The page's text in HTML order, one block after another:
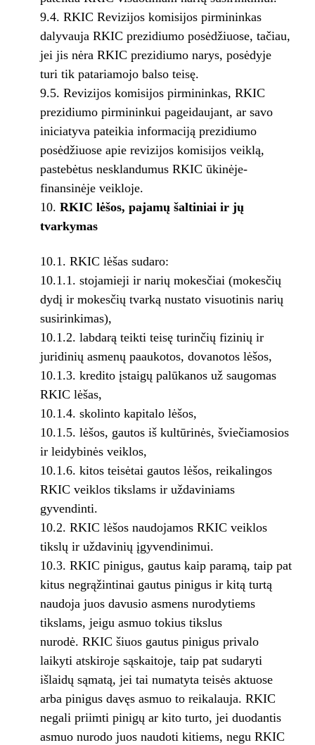
9.4. RKIC Revizijos komisijos pirmininkas
dalyvauja RKIC prezidiumo posėdžiuose, tačiau,
jei jis nėra RKIC prezidiumo narys, posėdyje
turi tik patariamojo balso teisę.
9.5. Revizijos komisijos pirmininkas, RKIC
prezidiumo pirmininkui pageidaujant, ar savo
iniciatyva pateikia informaciją prezidiumo
posėdžiuose apie revizijos komisijos veiklą,
pastebėtus nesklandumus RKIC ūkinėje-
finansinėje veikloje.
RKIC lėšos, pajamų šaltiniai ir jų
tvarkymas
10.1. RKIC lėšas sudaro:
10.1.1. stojamieji ir narių mokesčiai (mokesčių
dydį ir mokesčių tvarką nustato visuotinis narių
susirinkimas),
10.1.2. labdarą teikti teisę turinčių fizinių ir
juridinių asmenų paaukotos, dovanotos lėšos,
10.1.3. kredito įstaigų palūkanos už saugomas
RKIC lėšas,
10.1.4. skolinto kapitalo lėšos,
10.1.5. lėšos, gautos iš kultūrinės, šviečiamosios
ir leidybinės veiklos,
10.1.6. kitos teisėtai gautos lėšos, reikalingos
RKIC veiklos tikslams ir uždaviniams
gyvendinti.
10.2. RKIC lėšos naudojamos RKIC veiklos
tikslų ir uždavinių įgyvendinimui.
10.3. RKIC pinigus, gautus kaip paramą, taip pat
kitus negrąžintinai gautus pinigus ir kitą turtą
naudoja juos davusio asmens nurodytiems
tikslams, jeigu asmuo tokius tikslus
nurodė. RKIC šiuos gautus pinigus privalo
laikyti atskiroje sąskaitoje, taip pat sudaryti
išlaidų sąmatą, jei tai numatyta teisės aktuose
arba pinigus davęs asmuo to reikalauja. RKIC
negali priimti pinigų ar kito turto, jei duodantis
asmuo nurodo juos naudoti kitiems, negu RKIC